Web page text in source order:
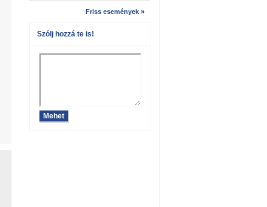
Friss események »
Szólj hozzá te is!